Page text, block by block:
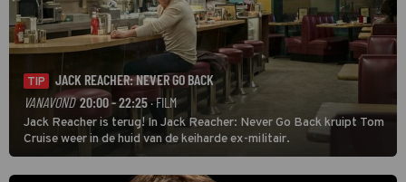
TIP
JACK REACHER: NEVER GO BACK
VANAVOND 20:00 - 22:25 · FILM
Jack Reacher is terug! In Jack Reacher: Never Go Back kruipt Tom
Cruise weer in de huid van de keiharde ex-militair.